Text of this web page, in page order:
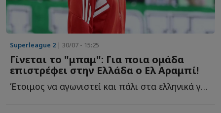
Superleague 2 | 30/07 - 15:25
Γίνεται το "μπαμ": Για ποια ομάδα
επιστρέφει στην Ελλάδα ο Ελ Αραμπί!
Έτοιμος να αγωνιστεί και πάλι στα ελληνικά γήπεδα ο...